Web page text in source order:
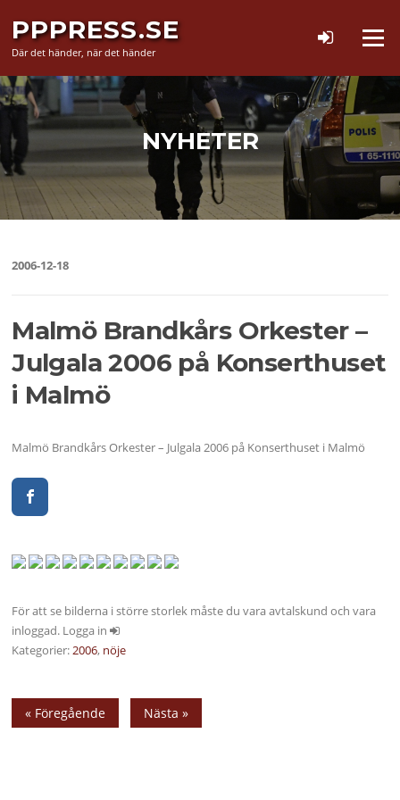
innehåll
PPPRESS.SE
Där det händer, när det händer
Meny
NYHETER
2006-12-18
Malmö Brandkårs Orkester –
Julgala 2006 på Konserthuset
i Malmö
Malmö Brandkårs Orkester – Julgala 2006 på Konserthuset i Malmö
För att se bilderna i större storlek måste du vara avtalskund och vara
inloggad. Logga in
Kategorier:2006, nöje
« Föregående Nästa »